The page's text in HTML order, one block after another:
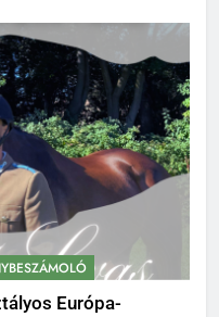
Európa-